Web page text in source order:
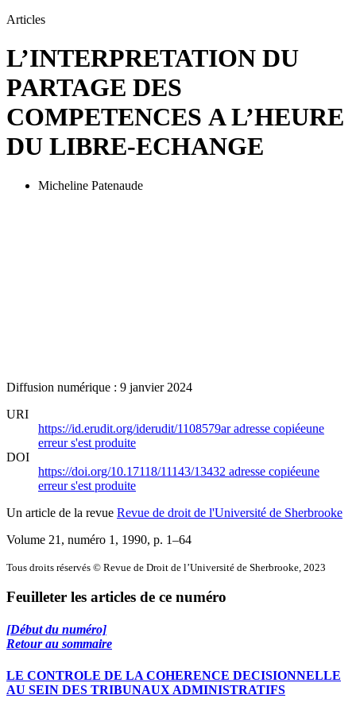
Articles
L’INTERPRETATION DU
PARTAGE DES
COMPETENCES A L’HEURE
DU LIBRE-ECHANGE
Micheline Patenaude
Diffusion numérique : 9 janvier 2024
URI
https://id.erudit.org/iderudit/1108579aradresse copiéeune
erreur s'est produite
DOI
https://doi.org/10.17118/11143/13432 adresse copiéeune
erreur s'est produite
Un article de la revue Revue de droit de l'Université de Sherbrooke
Volume 21, numéro 1, 1990, p. 1–64
Tous droits réservés © Revue de Droit de l’Université de Sherbrooke, 2023
Feuilleter les articles de ce numéro
[Début du numéro]
Retour au sommaire
LE CONTROLE DE LA COHERENCE DECISIONNELLE
AU SEIN DES TRIBUNAUX ADMINISTRATIFS